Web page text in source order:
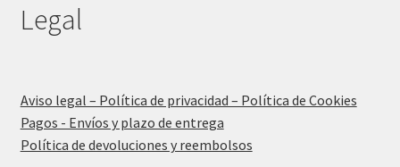
Legal
Aviso legal – Política de privacidad – Política de Cookies
Pagos - Envíos y plazo de entrega
Política de devoluciones y reembolsos